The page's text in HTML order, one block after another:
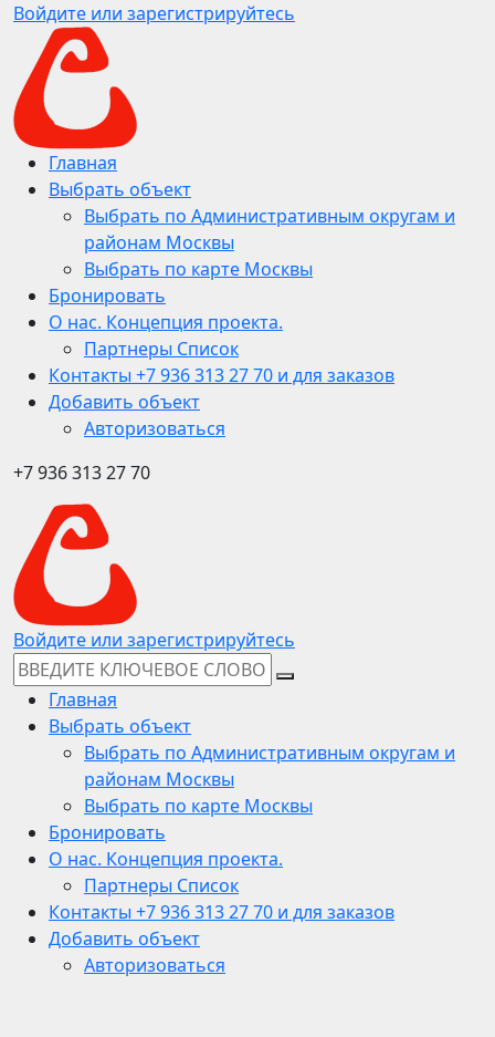
Войдите или зарегистрируйтесь
Главная
Выбрать объект
Выбрать по Административным округам и
районам Москвы
Выбрать по карте Москвы
Бронировать
О нас. Концепция проекта.
Партнеры Список
Контакты +7 936 313 27 70 и для заказов
Добавить объект
Авторизоваться
+7 936 313 27 70
Войдите или зарегистрируйтесь
Главная
Выбрать объект
Выбрать по Административным округам и
районам Москвы
Выбрать по карте Москвы
Бронировать
О нас. Концепция проекта.
Партнеры Список
Контакты +7 936 313 27 70 и для заказов
Добавить объект
Авторизоваться